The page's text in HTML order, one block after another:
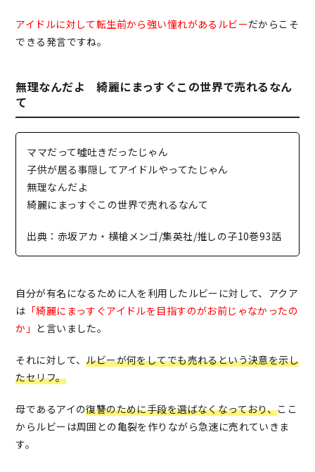
アイドルに対して転生前から強い憧れがあるルビーだからこそ
できる発言ですね。
無理なんだよ 綺麗にまっすぐこの世界で売れるなん
て
ママだって噓吐きだったじゃん
子供が居る事隠してアイドルやってたじゃん
無理なんだよ
綺麗にまっすぐこの世界で売れるなんて
出典：赤坂アカ・横槍メンゴ/集英社/推しの子10巻93話
自分が有名になるために人を利用したルビーに対して、アクア
は 「綺麗にまっすぐアイドルを目指すのがお前じゃなかったの
か」 と言いました。
それに対して、ルビーが何をしてでも売れるという決意を示し
たセリフ。
母であるアイの復讐のために手段を選ばなくなっており、ここ
からルビーは周囲との亀裂を作りながら急速に売れていきま
す。